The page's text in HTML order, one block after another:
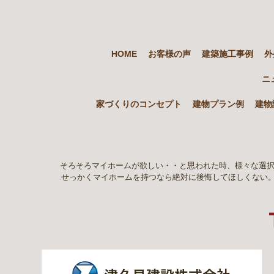
HOME お客様の声 建築施工事例
ニ
家づくりのコンセプト 建物プラン例 建物
そろそろマイホームが欲しい・・と思われた時、様々な選
せっかくマイホームを持つなら絶対に後悔してほしくな